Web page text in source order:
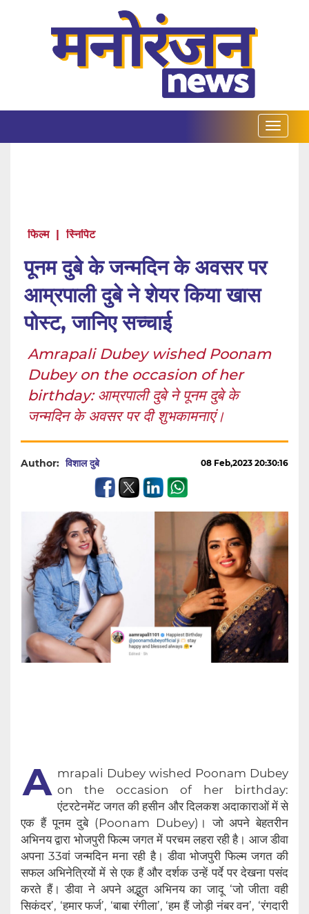
फिल्म | स्निपिट
पूनम दुबे के जन्मदिन के अवसर पर
आम्रपाली दुबे ने शेयर किया खास
पोस्ट, जानिए सच्चाई
Amrapali Dubey wished Poonam
Dubey on the occasion of her
birthday: आम्रपाली दुबे ने पूनम दुबे के
जन्मदिन के अवसर पर दी शुभकामनाएं।
Author: विशाल दुबे 08 Feb,2023 20:30:16
A mrapali Dubey wished Poonam Dubey
on the occasion of her birthday:
एंटरटेनमेंट जगत की हसीन और दिलकश अदाकाराओं में से
एक हैं पूनम दुबे (Poonam Dubey)। जो अपने बेहतरीन
अभिनय द्वारा भोजपुरी फिल्म जगत में परचम लहरा रही है। आज डीवा
अपना 33वां जन्मदिन मना रही है। डीवा भोजपुरी फिल्म जगत की
सफल अभिनेत्रियों में से एक हैं और दर्शक उन्हें पर्दे पर देखना पसंद
करते हैं। डीवा ने अपने अद्भुत अभिनय का जादू ‘जो जीता वही
सिकंदर’, ‘हमार फर्ज’, ‘बाबा रंगीला’, ‘हम हैं जोड़ी नंबर वन’, ‘रंगदारी